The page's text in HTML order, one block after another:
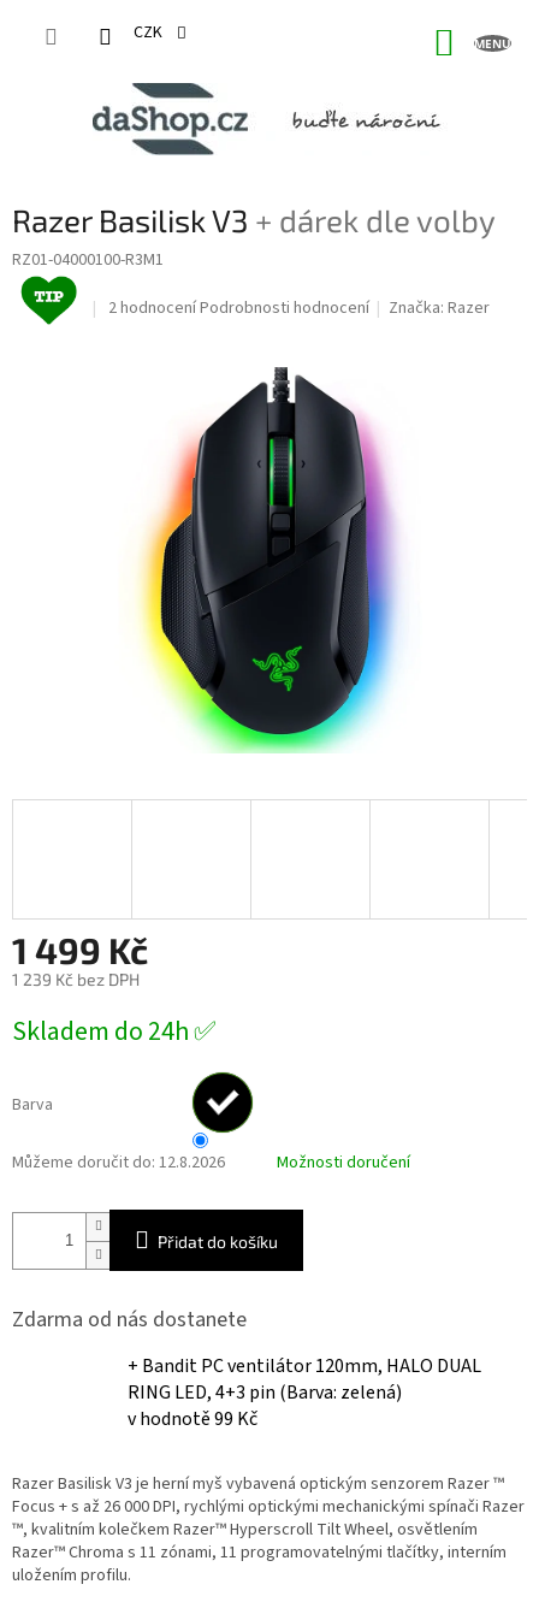
CZK
Razer Basilisk V3 + dárek dle volby
RZ01-04000100-R3M1
Průměrné
hvězdiček.
2 hodnoceníPodrobnosti hodnocení Značka:Razer
1 499 Kč
1 239 Kč bez DPH
cena:
Skladem do 24h ✅
Barva
Můžeme doručit do: 12.8.2026 Možnosti doručení
Přidat do košíku
Zdarma od nás dostanete
+ Bandit PC ventilátor 120mm, HALO DUAL
RING LED, 4+3 pin (Barva: zelená)
v hodnotě 99 Kč
Razer Basilisk V3 je herní myš vybavená optickým senzorem Razer ™
Focus + s až 26 000 DPI, rychlými optickými mechanickými spínači Razer
™, kvalitním kolečkem Razer™ Hyperscroll Tilt Wheel, osvětlením
Razer™ Chroma s 11 zónami, 11 programovatelnými tlačítky, interním
uložením profilu.